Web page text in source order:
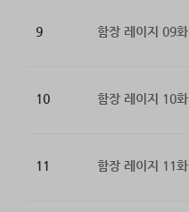
9 함장 레이지 09화
10 함장 레이지 10화
11 함장 레이지 11화